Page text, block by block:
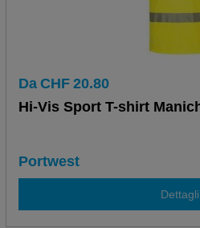
Da CHF 20.80
Hi-Vis Sport T-shirt
Portwest
Dettagli